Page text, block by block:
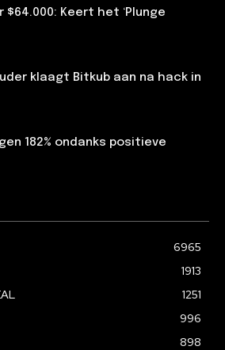
Keert het ‘Plunge
klaagt Bitkub aan na hack in
182% ondanks positieve
6965
1913
1251
996
898